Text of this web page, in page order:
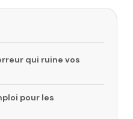
qui ruine vos
pour les